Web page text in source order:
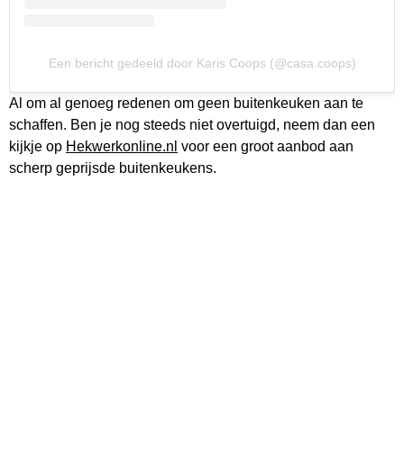
Een bericht gedeeld door Karis Coops (@casa.coops)
Al om al genoeg redenen om geen buitenkeuken aan te
schaffen. Ben je nog steeds niet overtuigd, neem dan een
kijkje op Hekwerkonline.nl voor een groot aanbod aan
scherp geprijsde buitenkeukens.